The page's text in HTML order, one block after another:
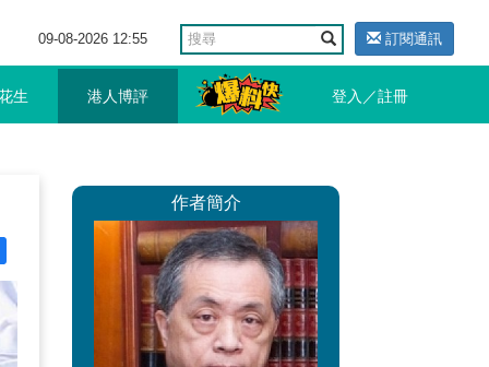
09-08-2026 12:55 訂閱通訊
生 港人博評 登入／註冊
作者簡介